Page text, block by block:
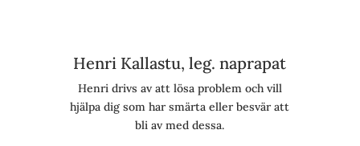
Henri Kallastu, leg. naprapat
Henri drivs av att lösa problem och vill
hjälpa dig som har smärta eller besvär att
bli av med dessa.